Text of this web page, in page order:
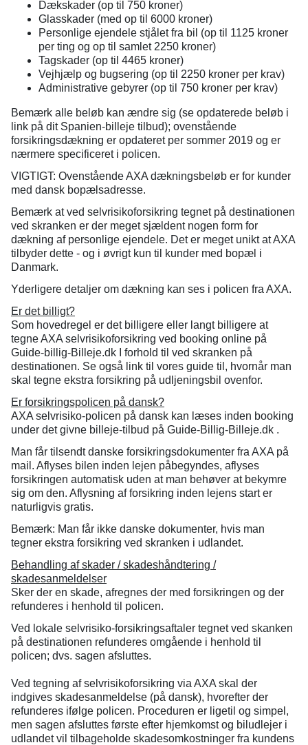
Dækskader (op til 750 kroner)
Glasskader (med op til 6000 kroner)
Personlige ejendele stjålet fra bil (op til 1125 kroner
per ting og op til samlet 2250 kroner)
Tagskader (op til 4465 kroner)
Vejhjælp og bugsering (op til 2250 kroner per krav)
Administrative gebyrer (op til 750 kroner per krav)
Bemærk alle beløb kan ændre sig (se opdaterede beløb i
link på dit Spanien-billeje tilbud); ovenstående
forsikringsdækning er opdateret per sommer 2019 og er
nærmere specificeret i policen.
VIGTIGT: Ovenstående AXA dækningsbeløb er for kunder
med dansk bopælsadresse.
Bemærk at ved selvrisikoforsikring tegnet på destinationen
ved skranken er der meget sjældent nogen form for
dækning af personlige ejendele. Det er meget unikt at AXA
tilbyder dette - og i øvrigt kun til kunder med bopæl i
Danmark.
Yderligere detaljer om dækning kan ses i policen fra AXA.
Er det billigt?
Som hovedregel er det billigere eller langt billigere at
tegne AXA selvrisikoforsikring ved booking online på
Guide-billig-Billeje.dk I forhold til ved skranken på
destinationen. Se også link til vores guide til, hvornår man
skal tegne ekstra forsikring på udljeningsbil ovenfor.
Er forsikringspolicen på dansk?
AXA selvrisiko-policen på dansk kan læses inden booking
under det givne billeje-tilbud på Guide-Billig-Billeje.dk .
Man får tilsendt danske forsikringsdokumenter fra AXA på
mail. Aflyses bilen inden lejen påbegyndes, aflyses
forsikringen automatisk uden at man behøver at bekymre
sig om den. Aflysning af forsikring inden lejens start er
naturligvis gratis.
Bemærk: Man får ikke danske dokumenter, hvis man
tegner ekstra forsikring ved skranken i udlandet.
Behandling af skader / skadeshåndtering /
skadesanmeldelser
Sker der en skade, afregnes der med forsikringen og der
refunderes i henhold til policen.
Ved lokale selvrisiko-forsikringsaftaler tegnet ved skanken
på destinationen refunderes omgående i henhold til
policen; dvs. sagen afsluttes.
Ved tegning af selvrisikoforsikring via AXA skal der
indgives skadesanmeldelse (på dansk), hvorefter der
refunderes ifølge policen. Proceduren er ligetil og simpel,
men sagen afsluttes første efter hjemkomst og biludlejer i
udlandet vil tilbageholde skadesomkostninger fra kundens